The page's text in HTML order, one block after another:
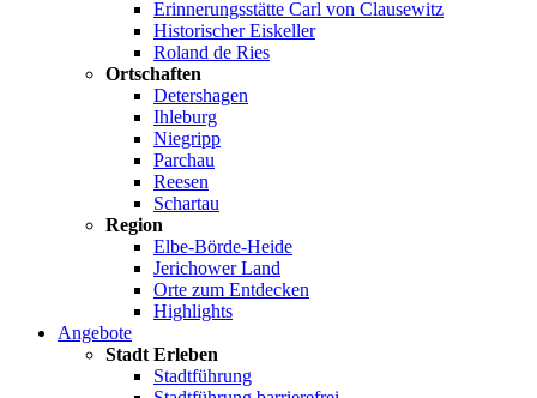
Erinnerungsstätte Carl von Clausewitz
Historischer Eiskeller
Roland de Ries
Ortschaften
Detershagen
Ihleburg
Niegripp
Parchau
Reesen
Schartau
Region
Elbe-Börde-Heide
Jerichower Land
Orte zum Entdecken
Highlights
Angebote
Stadt Erleben
Stadtführung